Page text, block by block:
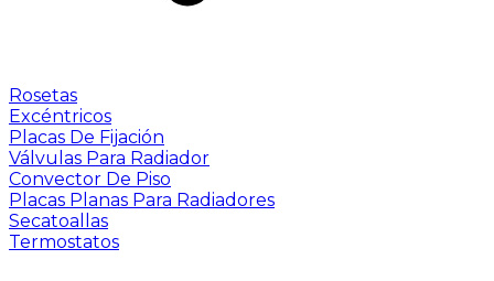
Rosetas
Excéntricos
Placas De Fijación
Válvulas Para Radiador
Convector De Piso
Placas Planas Para Radiadores
Secatoallas
Termostatos